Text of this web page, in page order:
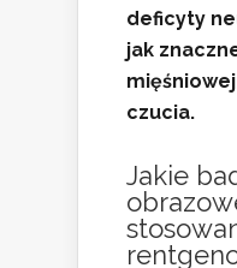
deficyty
jak
czucia.
Jakie